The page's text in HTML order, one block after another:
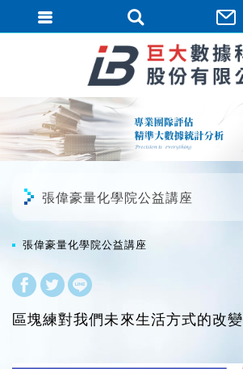
張偉豪量化學院公益講座
張偉豪量化學院公益講座
區塊練對我們未來生活方式的改變
繁體中文